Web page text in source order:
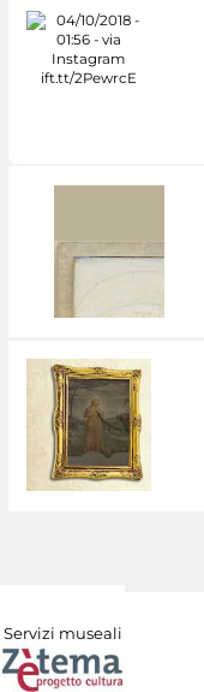
Servizi museali